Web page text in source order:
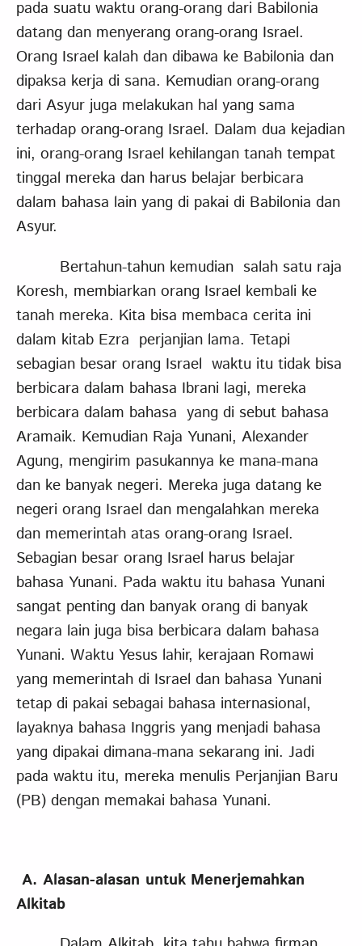
pada suatu waktu orang-orang dari Babilonia
datang dan menyerang orang-orang Israel.
Orang Israel kalah dan dibawa ke Babilonia dan
dipaksa kerja di sana. Kemudian orang-orang
dari Asyur juga melakukan hal yang sama
terhadap orang-orang Israel. Dalam dua kejadian
ini, orang-orang Israel kehilangan tanah tempat
tinggal mereka dan harus belajar berbicara
dalam bahasa lain yang di pakai di Babilonia dan
Asyur.
Bertahun-tahun kemudian salah satu raja
Koresh, membiarkan orang Israel kembali ke
tanah mereka. Kita bisa membaca cerita ini
dalam kitab Ezra perjanjian lama. Tetapi
sebagian besar orang Israel waktu itu tidak bisa
berbicara dalam bahasa Ibrani lagi, mereka
berbicara dalam bahasa yang di sebut bahasa
Aramaik. Kemudian Raja Yunani, Alexander
Agung, mengirim pasukannya ke mana-mana
dan ke banyak negeri. Mereka juga datang ke
negeri orang Israel dan mengalahkan mereka
dan memerintah atas orang-orang Israel.
Sebagian besar orang Israel harus belajar
bahasa Yunani. Pada waktu itu bahasa Yunani
sangat penting dan banyak orang di banyak
negara lain juga bisa berbicara dalam bahasa
Yunani. Waktu Yesus lahir, kerajaan Romawi
yang memerintah di Israel dan bahasa Yunani
tetap di pakai sebagai bahasa internasional,
layaknya bahasa Inggris yang menjadi bahasa
yang dipakai dimana-mana sekarang ini. Jadi
pada waktu itu, mereka menulis Perjanjian Baru
(PB) dengan memakai bahasa Yunani.
A. Alasan-alasan untuk Menerjemahkan
Alkitab